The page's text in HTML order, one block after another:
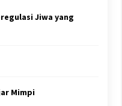
Jiwa yang
Mimpi